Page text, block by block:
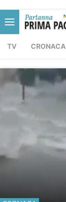
TV CRONACA